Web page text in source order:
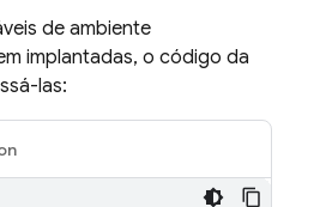
de ambiente
implantadas, o código da
las: